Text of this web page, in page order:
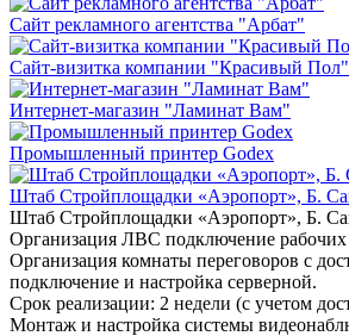
Сайт рекламного агентства "Арбат"
Сайт-визитка компании "Красивый Пол"
Интернет-магазин "Ламинат Вам"
Промышленный принтер Godex
Штаб Стройплощадки «Аэропорт», Б.
Штаб Стройплощадки «Аэропорт», Б.
Организация ЛВС подключение
Организация комнаты переговоров с
подключение и настройка серверной.
Срок реализации: 2 недели (с учетом
Монтаж и настройка системы